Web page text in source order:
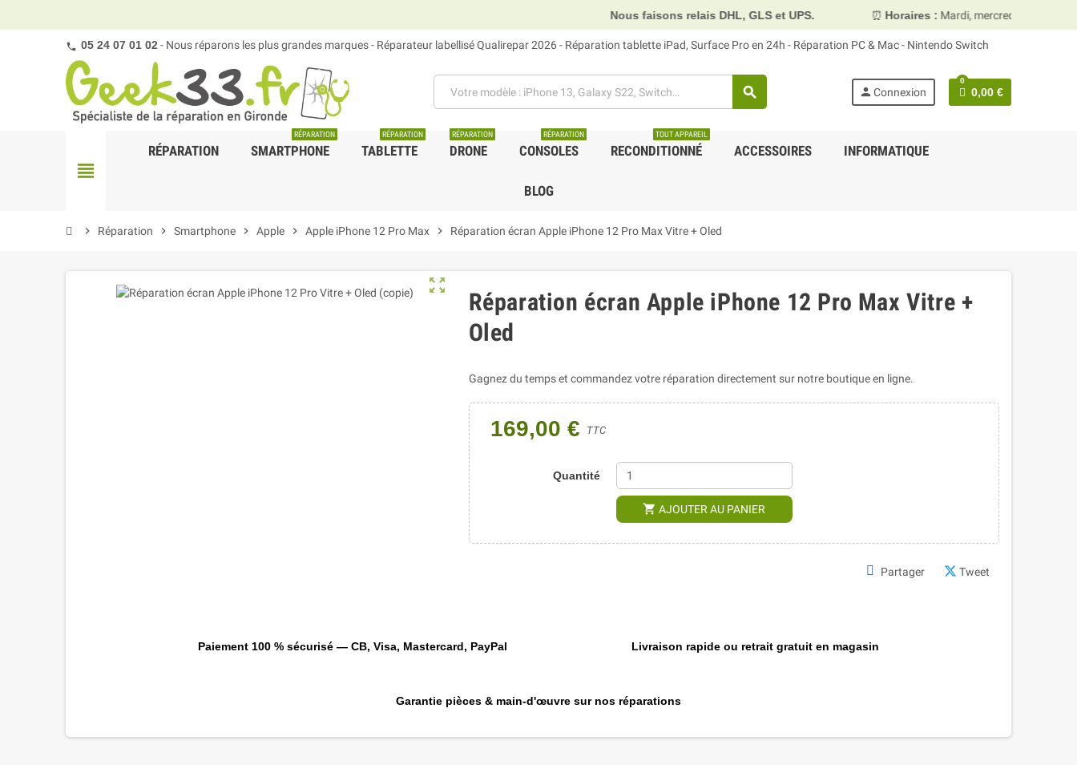
Nous faisons relais DHL, GLS et UPS. ⏰Horaires : Mardi, mercredi et vendredi 10h00–13h30
05 24 07 01 02- Nous réparons les plus grandes marques - Réparateur labellisé Qualirepar 2026 - Réparation tablette iPad, Surface Pro en 24h - Réparation PC & Mac - Nintendo Switch
search person Connexion
0
0,00 €
view_headline
RÉPARATION SMARTPHONE
RÉPARATION
TABLETTE
RÉPARATION
DRONE
RÉPARATION
CONSOLES
RÉPARATION
RECONDITIONNÉ
TOUT APPAREIL
ACCESSOIRES INFORMATIQUE
BLOG
chevron_right Réparation chevron_right Smartphone chevron_right Apple chevron_right Apple iPhone 12 Pro Max chevron_right Réparation écran Apple iPhone 12 Pro Max Vitre + Oled
zoom_out_map
Réparation écran Apple iPhone 12 Pro Max Vitre +
Oled
Gagnez du temps et commandez votre réparation directement sur notre boutique en ligne.
169,00 € TTC
Quantité
shopping_cart AJOUTER AU PANIER
Partager Tweet
Paiement 100 % sécurisé — CB, Visa, Mastercard, PayPal Livraison rapide ou retrait gratuit en magasin
Garantie pièces & main-d'œuvre sur nos réparations